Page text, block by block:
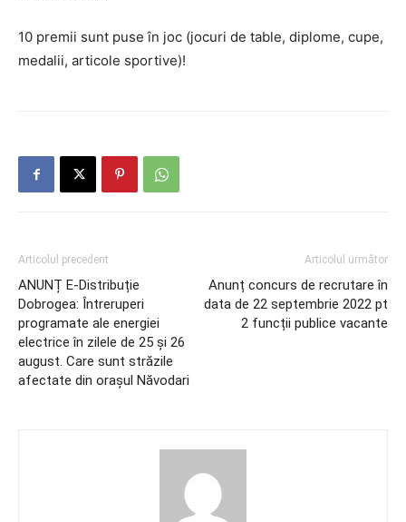
10 premii sunt puse în joc (jocuri de table, diplome, cupe,
medalii, articole sportive)!
Articolul precedent
ANUNȚ E-Distribuție
Dobrogea: Întreruperi
programate ale energiei
electrice în zilele de 25 și 26
august. Care sunt străzile
afectate din orașul Năvodari
Articolul următor
Anunț concurs de recrutare în
data de 22 septembrie 2022 pt
2 funcții publice vacante